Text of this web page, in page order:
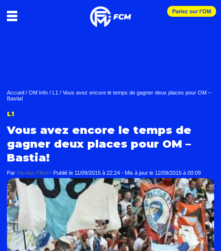
Pariez sur l'OM
Accueil / OM Info / L1 / Vous avez encore le temps de gagner deux places pour OM –
Bastia!
L1
Vous avez encore le temps de
gagner deux places pour OM –
Bastia!
Par Nicolas Filhol - Publié le 11/09/2015 à 22:24 - Mis à jour le 12/09/2015 à 00:09